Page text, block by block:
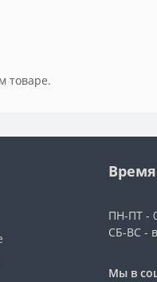
товаре.
ПН-ПТ -
СБ-ВС -
Мы в